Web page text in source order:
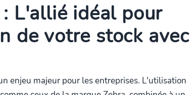
L'allié idéal pour
de votre stock avec
enjeu majeur pour les entreprises. L'utilisation